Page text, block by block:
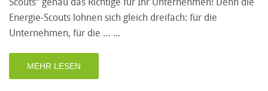
Energie-Scouts lohnen sich gleich dreifach: für die
Unternehmen, für die …
MEHR LESEN